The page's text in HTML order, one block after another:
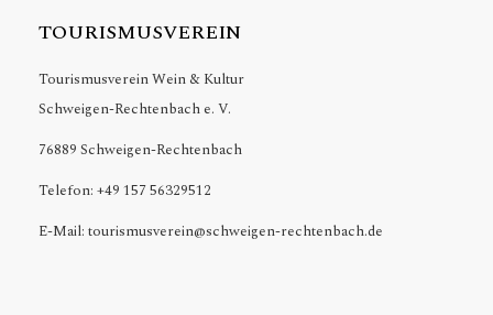
TOURISMUSVEREIN
Tourismusverein Wein & Kultur
Schweigen-Rechtenbach e. V.
76889 Schweigen-Rechtenbach
Telefon: +49 157 56329512
E-Mail: tourismusverein@schweigen-rechtenbach.de